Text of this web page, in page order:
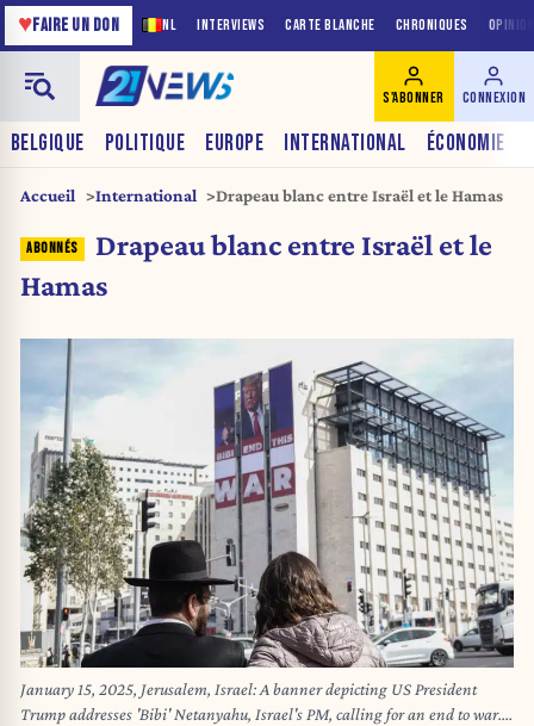
NL INTERVIEWS CARTE BLANCHE CHRONIQUES
♥FAIRE UN DON
BELGIQUE POLITIQUE EUROPE INTERNATIONAL ÉCONOMIE
S'ABONNER CONNEXION
Accueil International Drapeau blanc entre Israël et le Hamas
Drapeau blanc entre Israël et le
Hamas
January 15, 2025, Jerusalem, Israel: A banner depicting US President
Trump addresses 'Bibi' Netanyahu, Israel's PM, calling for an end to war.